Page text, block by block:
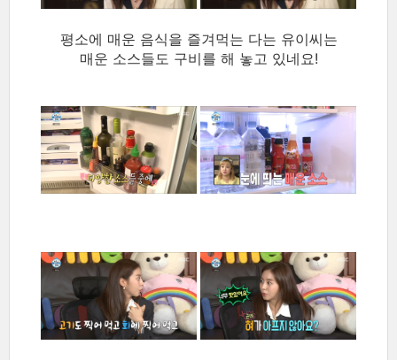
평소에 매운 음식을 즐겨먹는 다는 유이씨는
매운 소스들도 구비를 해 놓고 있네요!